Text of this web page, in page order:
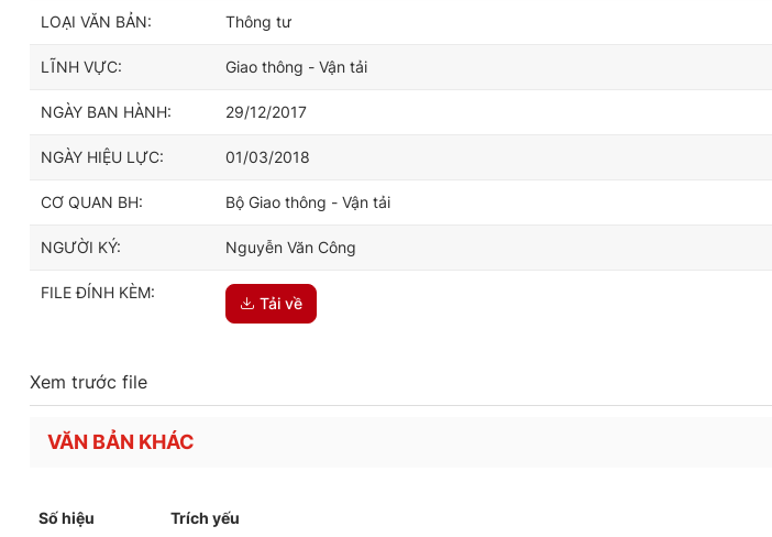
LOẠI VĂN BẢN: Thông tư
LĨNH VỰC: Giao thông - Vận tải
NGÀY BAN HÀNH: 29/12/2017
NGÀY HIỆU LỰC: 01/03/2018
CƠ QUAN BH: Bộ Giao thông - Vận tải
NGƯỜI KÝ: Nguyễn Văn Công
FILE ĐÍNH KÈM:
Tải về
Xem trước file
VĂN BẢN KHÁC
Số hiệu Trích yếu